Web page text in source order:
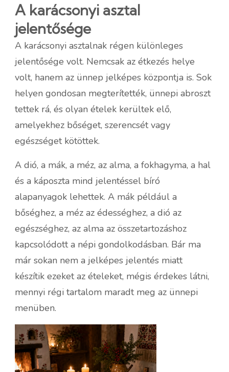
A karácsonyi asztal
jelentősége
A karácsonyi asztalnak régen különleges
jelentősége volt. Nemcsak az étkezés helye
volt, hanem az ünnep jelképes központja is. Sok
helyen gondosan megterítették, ünnepi abroszt
tettek rá, és olyan ételek kerültek elő,
amelyekhez bőséget, szerencsét vagy
egészséget kötöttek.
A dió, a mák, a méz, az alma, a fokhagyma, a hal
és a káposzta mind jelentéssel bíró
alapanyagok lehettek. A mák például a
bőséghez, a méz az édességhez, a dió az
egészséghez, az alma az összetartozáshoz
kapcsolódott a népi gondolkodásban. Bár ma
már sokan nem a jelképes jelentés miatt
készítik ezeket az ételeket, mégis érdekes látni,
mennyi régi tartalom maradt meg az ünnepi
menüben.